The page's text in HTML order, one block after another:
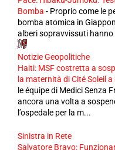
Bomba - Proprio come le
bomba atomica in
alberi sopravvissuti
Notizie Geopolitiche
Haiti: MSF costretta a
la maternità di Cité Soleil
le équipe di Medici Senza
ancora una volta a
l’ospedale per la m...
Sinistra in Rete
Salvatore Bravo: